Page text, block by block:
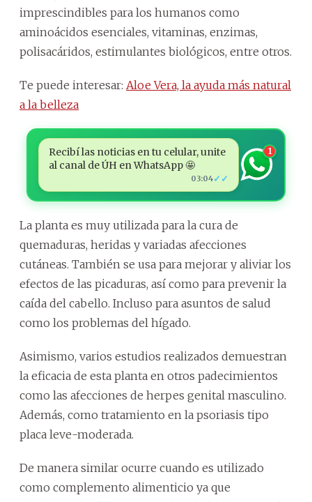
imprescindibles para los humanos como
aminoácidos esenciales, vitaminas, enzimas,
polisacáridos, estimulantes biológicos, entre otros.
Te puede interesar: Aloe Vera, la ayuda más natural
a la belleza
Recibí las noticias en tu celular, unite
al canal de ÚH en WhatsApp 🤩
03:04✓✓
1
La planta es muy utilizada para la cura de
quemaduras, heridas y variadas afecciones
cutáneas. También se usa para mejorar y aliviar los
efectos de las picaduras, así como para prevenir la
caída del cabello. Incluso para asuntos de salud
como los problemas del hígado.
Asimismo, varios estudios realizados demuestran
la eficacia de esta planta en otros padecimientos
como las afecciones de herpes genital masculino.
Además, como tratamiento en la psoriasis tipo
placa leve-moderada.
De manera similar ocurre cuando es utilizado
como complemento alimenticio ya que